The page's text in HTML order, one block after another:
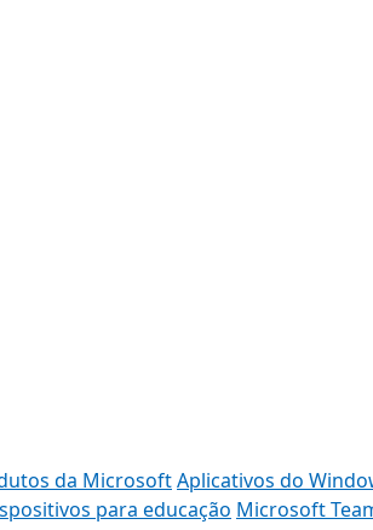
da MicrosoftAplicativos do
para educação Microsoft